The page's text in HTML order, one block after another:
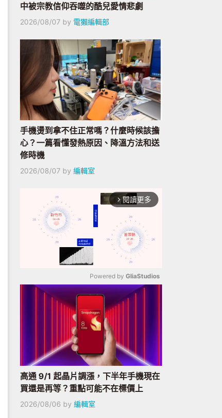
中被宗教信仰吞噬的酷兒愛情悲劇
2026/08/07 by 電獺編輯部
手機燙到拿不住正常嗎？什麼時候該擔
心？一篇看懂發熱原因、降溫方法和送
修時機
2026/08/07 by 編輯室
arrow_forward_ios 閱讀更多
Mute
Powered by GliaStudios
高通 9/1 起晶片調漲，下半年手機現在
買還是再等？重點可能不在標價上
2026/08/06 by 編輯室